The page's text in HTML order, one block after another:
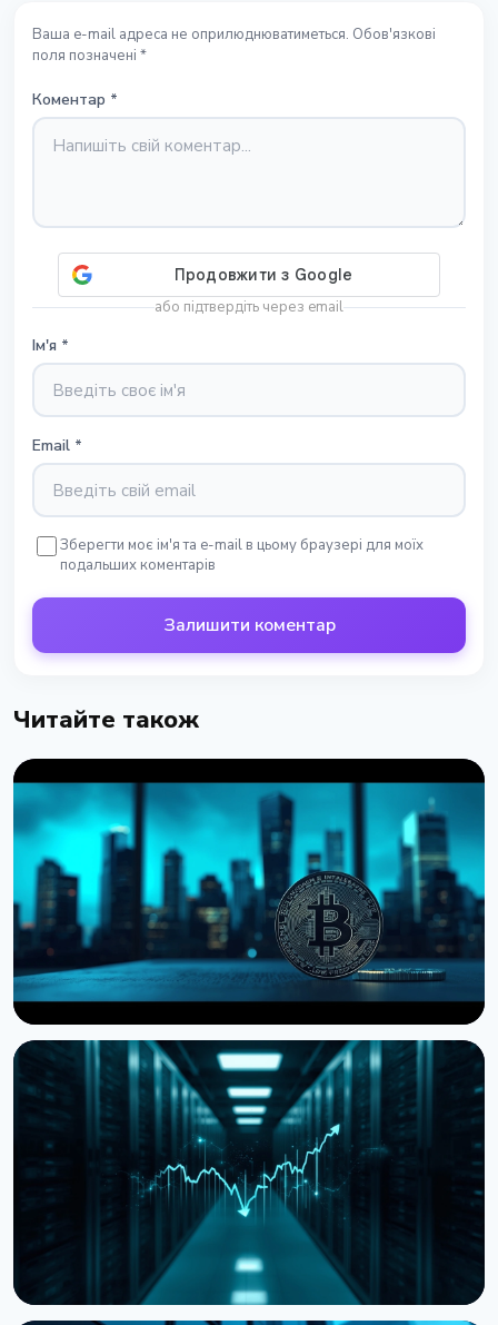
Ваша e-mail адреса не оприлюднюватиметься. Обов'язкові
поля позначені *
Коментар *
або підтвердіть через email
Ім'я *
Email *
Зберегти моє ім'я та e-mail в цьому браузері для моїх
подальших коментарів
Залишити коментар
Читайте також
НОВИНА
Storj подала на банкрутство, але пропонує
токенхолдерам частку в компанії
27 липня 2026 р.4 хв читання